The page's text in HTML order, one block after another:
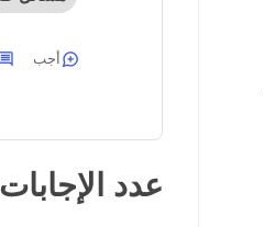
أجب
عدد